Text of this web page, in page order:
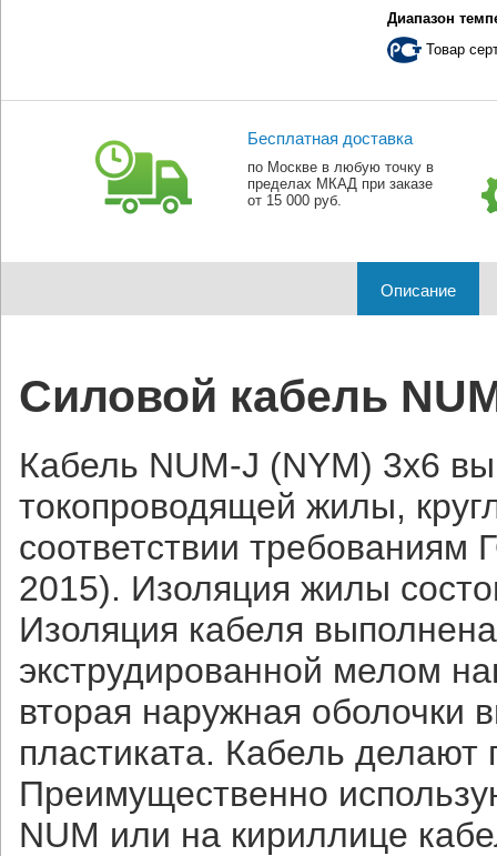
Диапазон
Товар
Бесплатная доставка
по Москве в любую точку в
пределах МКАД при заказе
от 15 000 руб.
Описание
Силовой кабель
Кабель NUM-J (NYM) 3х6
токопроводящей жилы,
соответствии
2015). Изоляция жилы
Изоляция кабеля
экструдированной мелом
вторая наружная оболочки
пластиката. Кабель
Преимущественно
NUM или на кириллице